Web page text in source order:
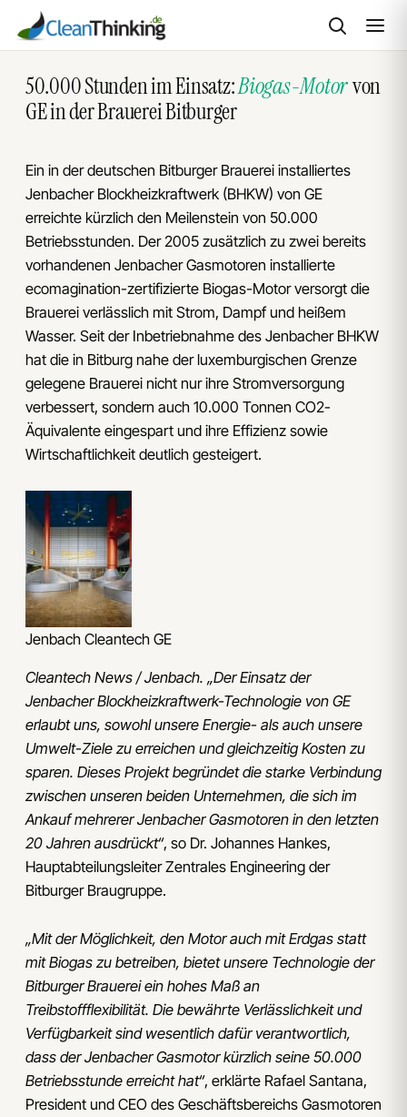
Inhalt
springen
50.000 Stunden im Einsatz:Biogas-Motorvon
GE in der Brauerei Bitburger
Ein in der deutschen Bitburger Brauerei installiertes
Jenbacher Blockheizkraftwerk (BHKW) von GE
erreichte kürzlich den Meilenstein von 50.000
Betriebsstunden. Der 2005 zusätzlich zu zwei bereits
vorhandenen Jenbacher Gasmotoren installierte
ecomagination-zertifizierte Biogas-Motor versorgt die
Brauerei verlässlich mit Strom, Dampf und heißem
Wasser. Seit der Inbetriebnahme des Jenbacher BHKW
hat die in Bitburg nahe der luxemburgischen Grenze
gelegene Brauerei nicht nur ihre Stromversorgung
verbessert, sondern auch 10.000 Tonnen CO2-
Äquivalente eingespart und ihre Effizienz sowie
Wirtschaftlichkeit deutlich gesteigert.
Jenbach Cleantech GE
Cleantech News / Jenbach. „Der Einsatz der
Jenbacher Blockheizkraftwerk-Technologie von GE
erlaubt uns, sowohl unsere Energie- als auch unsere
Umwelt-Ziele zu erreichen und gleichzeitig Kosten zu
sparen. Dieses Projekt begründet die starke Verbindung
zwischen unseren beiden Unternehmen, die sich im
Ankauf mehrerer Jenbacher Gasmotoren in den letzten
20 Jahren ausdrückt“, so Dr. Johannes Hankes,
Hauptabteilungsleiter Zentrales Engineering der
Bitburger Braugruppe.
„Mit der Möglichkeit, den Motor auch mit Erdgas statt
mit Biogas zu betreiben, bietet unsere Technologie der
Bitburger Brauerei ein hohes Maß an
Treibstoffflexibilität. Die bewährte Verlässlichkeit und
Verfügbarkeit sind wesentlich dafür verantwortlich,
dass der Jenbacher Gasmotor kürzlich seine 50.000
Betriebsstunde erreicht hat“, erklärte Rafael Santana,
President und CEO des Geschäftsbereichs Gasmotoren